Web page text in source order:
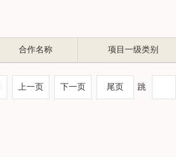
合作名称 项目一级类别
上一页 下一页 尾页 跳